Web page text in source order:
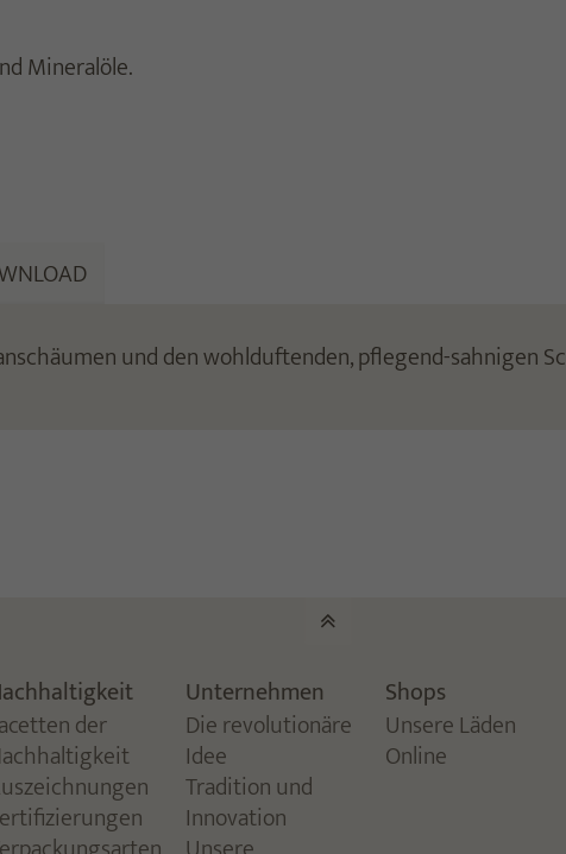
Mineralöle.
und den wohlduftenden, pflegend-sahnigen
der
Unternehmen
Die revolutionäre
Idee
Tradition und
Innovation
Shops
Unsere Läden
Online